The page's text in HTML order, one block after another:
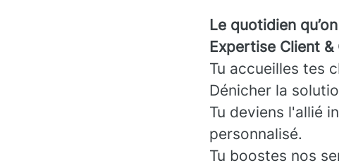
Le quotidien
Expertise Client
Tu accueilles tes
Dénicher la
Tu deviens l'allié
personnalisé.
Tu boostes nos